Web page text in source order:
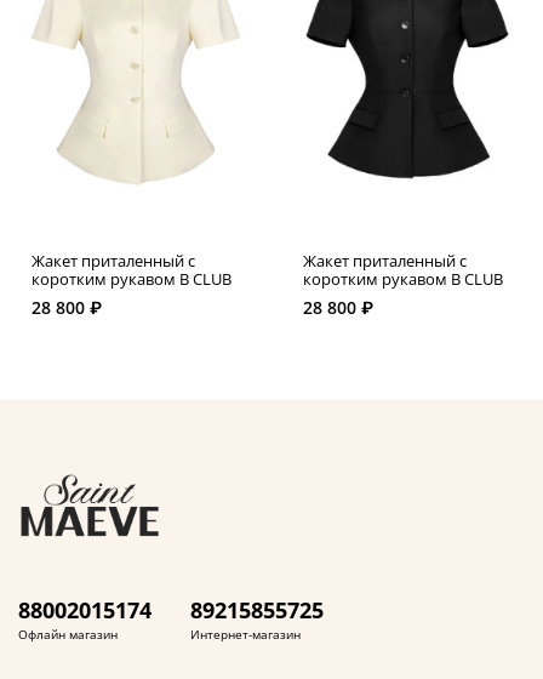
Жакет приталенный с
коротким рукавом B CLUB
28 800 ₽
Жакет приталенный с
коротким рукавом B CLUB
28 800 ₽
88002015174
Офлайн магазин
89215855725
Интернет-магазин